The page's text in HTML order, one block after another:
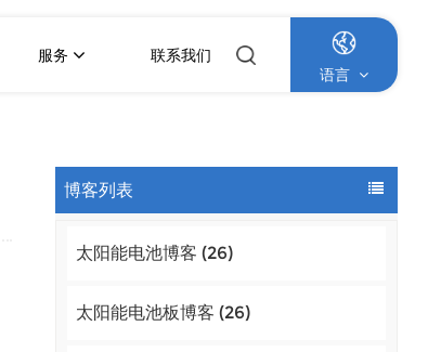
服务
联系我们
语言
English
Français
博客列表
太阳能电池博客 (26)
太阳能电池板博客 (26)